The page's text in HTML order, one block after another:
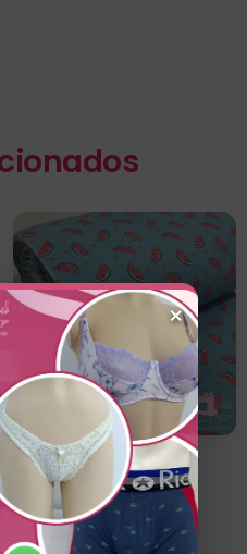
Algodon Licrado
Estampado Diseño
Sandia
×